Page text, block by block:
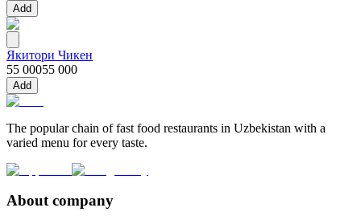
Add
Якитори Чикен
55 00055 000
Add
The popular chain of fast food restaurants in Uzbekistan with a
varied menu for every taste.
About company